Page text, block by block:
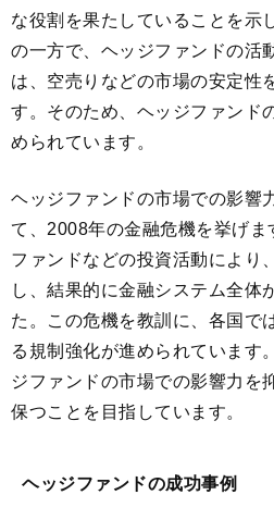
な役割を果たしていることを示
の一方で、ヘッジファンドの活
は、空売りなどの市場の安定性
す。そのため、ヘッジファンド
められています。
ヘッジファンドの市場での影響
て、2008年の金融危機を挙げま
ファンドなどの投資活動により
し、結果的に金融システム全体
た。この危機を教訓に、各国で
る規制強化が進められています
ジファンドの市場での影響力を
保つことを目指しています。
ヘッジファンドの成功事例